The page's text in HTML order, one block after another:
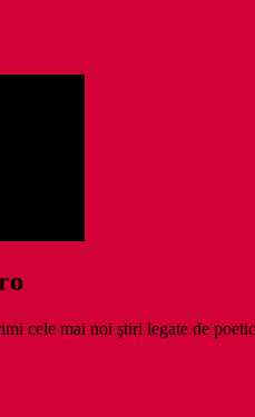
cele mai noi ştiri legate de